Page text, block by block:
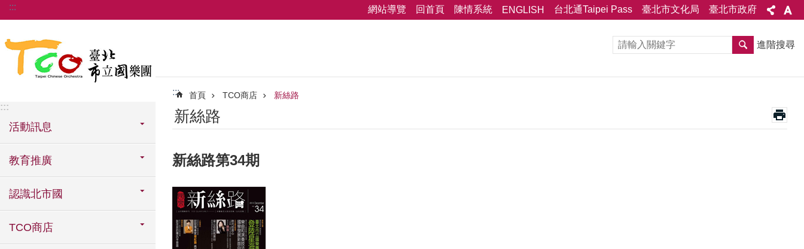
跳到主要內容區塊
::: 網站導覽 回首頁 陳情系統 ENGLISH 台北通Taipei Pass 臺北市文化局 臺北市政府
:::
活動訊息
教育推廣
認識北市國
TCO商店
進階搜尋
::: 首頁 TCO商店 新絲路
新絲路
新絲路第34期